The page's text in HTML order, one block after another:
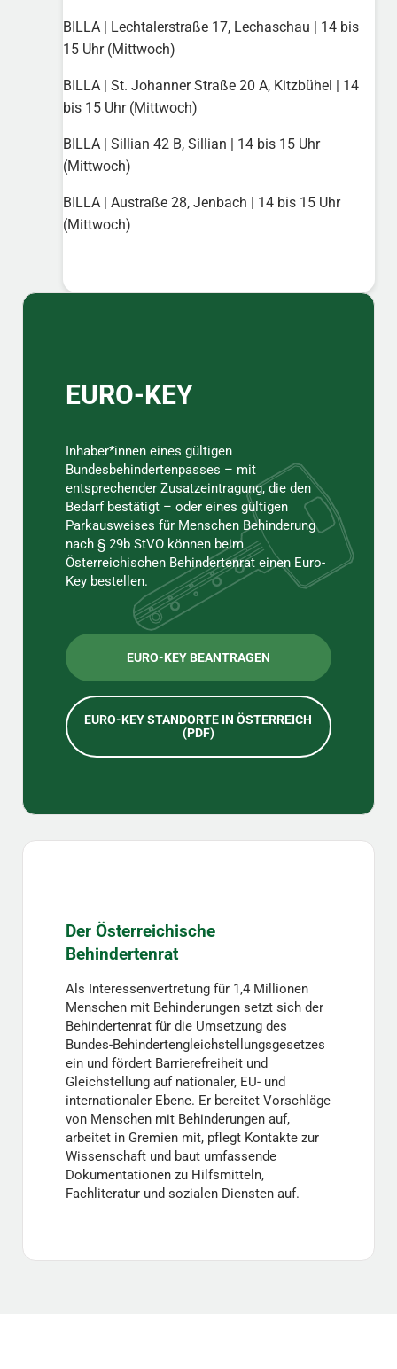
BILLA | Lechtalerstraße 17, Lechaschau | 14 bis
15 Uhr (Mittwoch)
BILLA | St. Johanner Straße 20 A, Kitzbühel | 14
bis 15 Uhr (Mittwoch)
BILLA | Sillian 42 B, Sillian | 14 bis 15 Uhr
(Mittwoch)
BILLA | Austraße 28, Jenbach | 14 bis 15 Uhr
(Mittwoch)
Sidebar
EURO-KEY
Inhaber*innen eines gültigen
Bundesbehindertenpasses – mit
entsprechender Zusatzeintragung, die den
Bedarf bestätigt – oder eines gültigen
Parkausweises für Menschen Behinderung
nach § 29b StVO können beim
Österreichischen Behindertenrat einen Euro-
Key bestellen.
EURO-KEY BEANTRAGEN
EURO-KEY STANDORTE IN ÖSTERREICH
(PDF)
Der Österreichische
Behindertenrat
Als Interessenvertretung für 1,4 Millionen
Menschen mit Behinderungen setzt sich der
Behindertenrat für die Umsetzung des
Bundes-Behindertengleichstellungsgesetzes
ein und fördert Barrierefreiheit und
Gleichstellung auf nationaler, EU- und
internationaler Ebene. Er bereitet Vorschläge
von Menschen mit Behinderungen auf,
arbeitet in Gremien mit, pflegt Kontakte zur
Wissenschaft und baut umfassende
Dokumentationen zu Hilfsmitteln,
Fachliteratur und sozialen Diensten auf.